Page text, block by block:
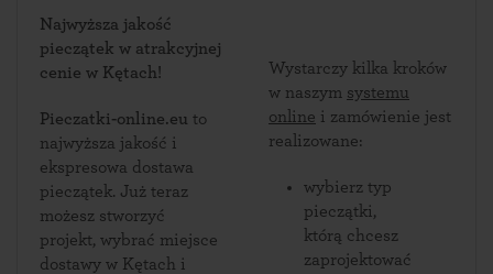
Najwyższa jakość
pieczątek w atrakcyjnej
cenie w Kętach!
Pieczatki-online.eu to
najwyższa jakość i
ekspresowa dostawa
pieczątek. Już teraz
możesz stworzyć
projekt, wybrać miejsce
dostawy w Kętach i
Wystarczy kilka kroków
w naszym systemu
online i zamówienie jest
realizowane:
wybierz typ
pieczątki,
którą chcesz
zaprojektować